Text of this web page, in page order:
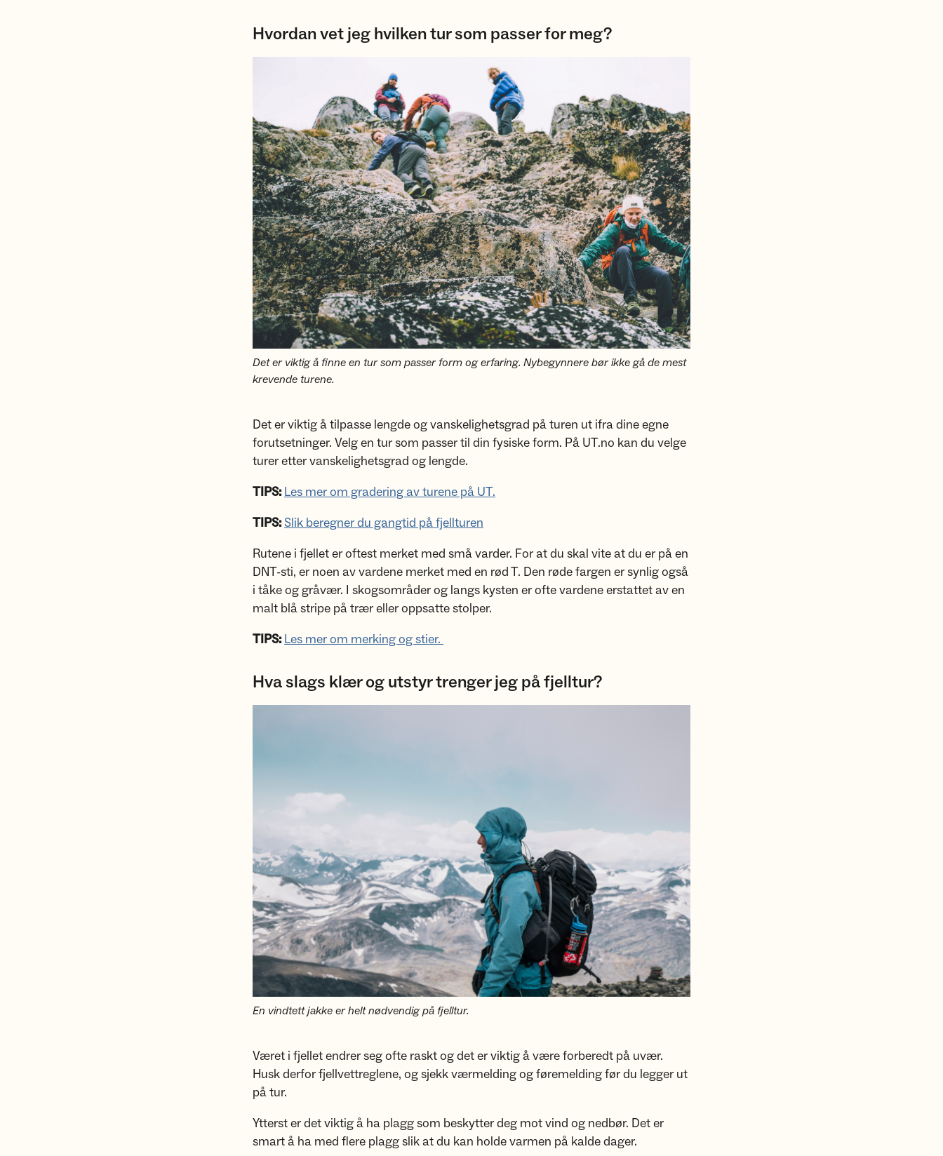
Hvordan vet jeg hvilken tur som passer for meg?
Det er viktig å finne en tur som passer form og erfaring. Nybegynnere bør ikke gå de mest
krevende turene.
Det er viktig å tilpasse lengde og vanskelighetsgrad på turen ut ifra dine egne
forutsetninger. Velg en tur som passer til din fysiske form. På UT.no kan du velge
turer etter vanskelighetsgrad og lengde.
TIPS: Les mer om gradering av turene på UT.
TIPS:Slik beregner du gangtid på fjellturen
Rutene i fjellet er oftest merket med små varder. For at du skal vite at du er på en
DNT-sti, er noen av vardene merket med en rød T. Den røde fargen er synlig også
i tåke og gråvær. I skogsområder og langs kysten er ofte vardene erstattet av en
malt blå stripe på trær eller oppsatte stolper.
TIPS: Les mer om merking og stier.
Hva slags klær og utstyr trenger jeg på fjelltur?
En vindtett jakke er helt nødvendig på fjelltur.
Været i fjellet endrer seg ofte raskt og det er viktig å være forberedt på uvær.
Husk derfor fjellvettreglene, og sjekk værmelding og føremelding før du legger ut
på tur.
Ytterst er det viktig å ha plagg som beskytter deg mot vind og nedbør. Det er
smart å ha med flere plagg slik at du kan holde varmen på kalde dager.